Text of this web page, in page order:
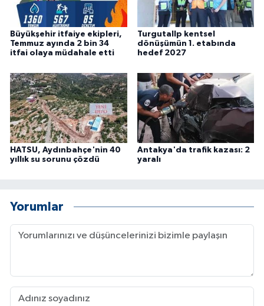
Büyükşehir itfaiye ekipleri,
Temmuz ayında 2 bin 34
itfai olaya müdahale etti
Turgutallp kentsel
dönüşümün 1. etabında
hedef 2027
HATSU, Aydınbahçe'nin 40
yıllık su sorunu çözdü
Antakya'da trafik kazası: 2
yaralı
Yorumlar